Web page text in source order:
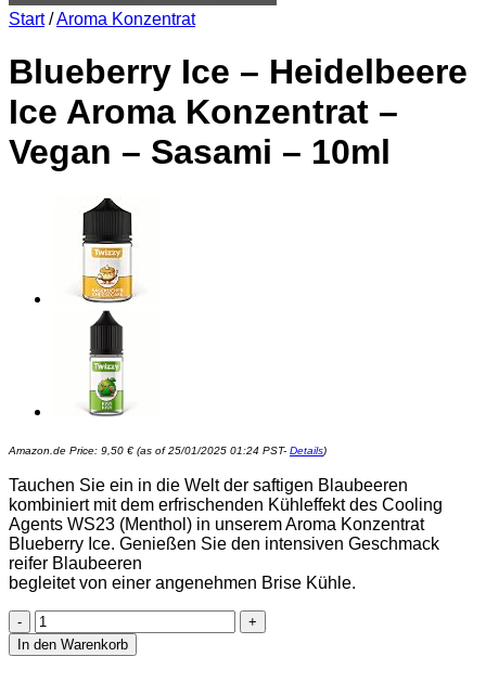
Start /Aroma Konzentrat
Blueberry Ice – Heidelbeere
Ice Aroma Konzentrat –
Vegan – Sasami – 10ml
Amazon.de Price: 9,50 € (as of 25/01/2025 01:24 PST- Details)
Tauchen Sie ein in die Welt der saftigen Blaubeeren
kombiniert mit dem erfrischenden Kühleffekt des Cooling
Agents WS23 (Menthol) in unserem Aroma Konzentrat
Blueberry Ice. Genießen Sie den intensiven Geschmack
reifer Blaubeeren
begleitet von einer angenehmen Brise Kühle.
Blueberry
Ice
-
In den Warenkorb